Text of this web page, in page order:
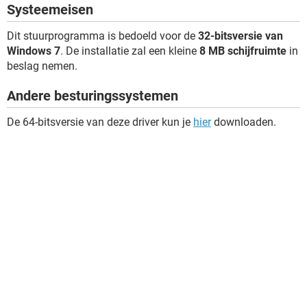
Systeemeisen
Dit stuurprogramma is bedoeld voor de 32-bitsversie van
Windows 7. De installatie zal een kleine 8 MB schijfruimte in
beslag nemen.
Andere besturingssystemen
De 64-bitsversie van deze driver kun je hierdownloaden.